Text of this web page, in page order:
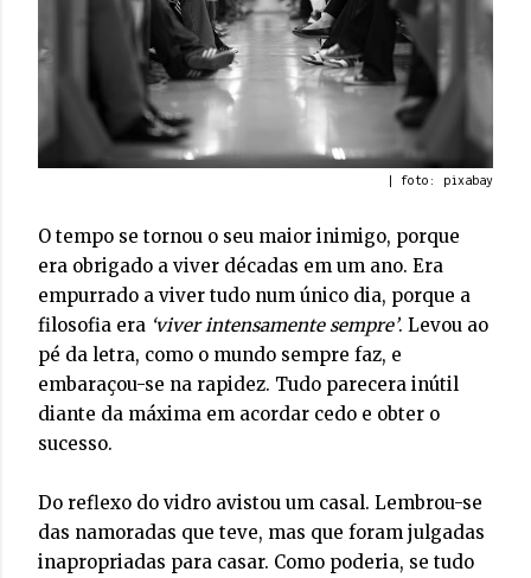
| foto: pixabay
O tempo se tornou o seu maior inimigo, porque
era obrigado a viver décadas em um ano. Era
empurrado a viver tudo num único dia, porque a
filosofia era ‘viver intensamente sempre’. Levou ao
pé da letra, como o mundo sempre faz, e
embaraçou-se na rapidez. Tudo parecera inútil
diante da máxima em acordar cedo e obter o
sucesso.
Do reflexo do vidro avistou um casal. Lembrou-se
das namoradas que teve, mas que foram julgadas
inapropriadas para casar. Como poderia, se tudo